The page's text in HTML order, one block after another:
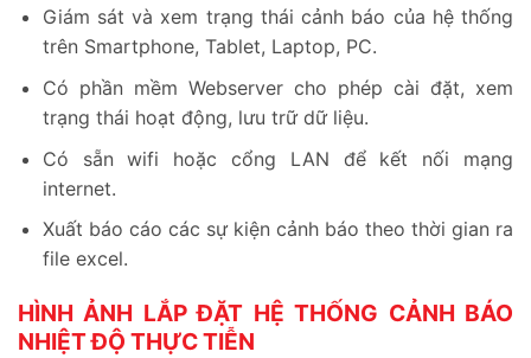
Giám sát và xem trạng thái cảnh báo của hệ thống
trên Smartphone, Tablet, Laptop, PC.
Có phần mềm Webserver cho phép cài đặt, xem
trạng thái hoạt động, lưu trữ dữ liệu.
Có sẵn wifi hoặc cổng LAN để kết nối mạng
internet.
Xuất báo cáo các sự kiện cảnh báo theo thời gian ra
file excel.
HÌNH ẢNH LẮP ĐẶT HỆ THỐNG CẢNH BÁO
NHIỆT ĐỘ THỰC TIỄN